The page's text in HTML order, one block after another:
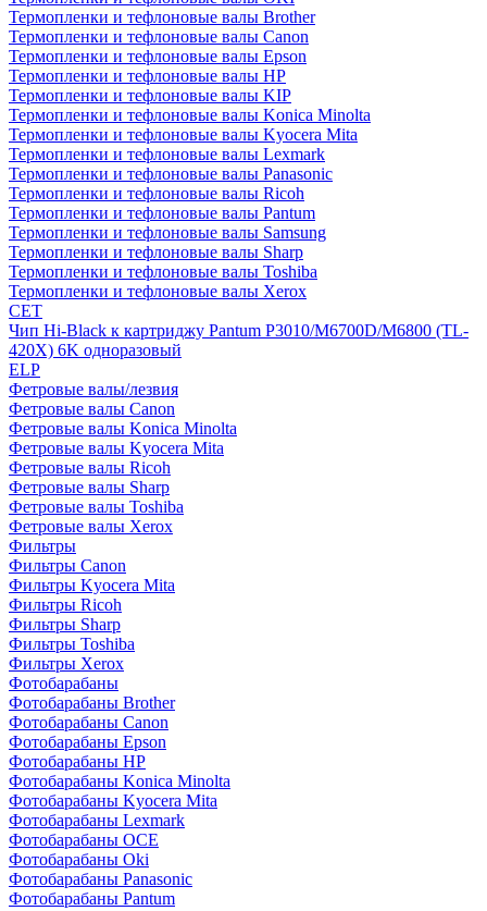
Термопленки и тефлоновые валы Brother
Термопленки и тефлоновые валы Canon
Термопленки и тефлоновые валы Epson
Термопленки и тефлоновые валы HP
Термопленки и тефлоновые валы KIP
Термопленки и тефлоновые валы Konica Minolta
Термопленки и тефлоновые валы Kyocera Mita
Термопленки и тефлоновые валы Lexmark
Термопленки и тефлоновые валы Panasonic
Термопленки и тефлоновые валы Ricoh
Термопленки и тефлоновые валы Pantum
Термопленки и тефлоновые валы Samsung
Термопленки и тефлоновые валы Sharp
Термопленки и тефлоновые валы Toshiba
Термопленки и тефлоновые валы Xerox
CET
Чип Hi-Black к картриджу Pantum P3010/M6700D/M6800 (TL-
420X) 6K одноразовый
ELP
Фетровые валы/лезвия
Фетровые валы Canon
Фетровые валы Konica Minolta
Фетровые валы Kyocera Mita
Фетровые валы Ricoh
Фетровые валы Sharp
Фетровые валы Toshiba
Фетровые валы Xerox
Фильтры
Фильтры Canon
Фильтры Kyocera Mita
Фильтры Ricoh
Фильтры Sharp
Фильтры Toshiba
Фильтры Xerox
Фотобарабаны
Фотобарабаны Brother
Фотобарабаны Canon
Фотобарабаны Epson
Фотобарабаны HP
Фотобарабаны Konica Minolta
Фотобарабаны Kyocera Mita
Фотобарабаны Lexmark
Фотобарабаны OCE
Фотобарабаны Oki
Фотобарабаны Panasonic
Фотобарабаны Pantum